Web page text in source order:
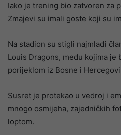
Iako je trening bio zatvoren za
Zmajevi su imali goste koji su
Na stadion su stigli najmlađi
Louis Dragons, među kojima je
porijeklom iz Bosne i
Susret je protekao u vedroj i
mnogo osmijeha, zajedničkih
loptom.